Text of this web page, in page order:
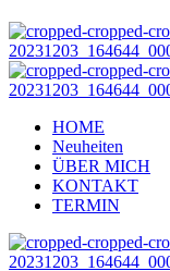
HOME
Neuheiten
ÜBER MICH
KONTAKT
TERMIN